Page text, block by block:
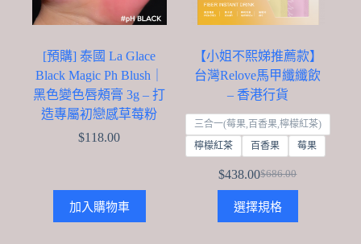
[預購] 泰國 La Glace
Black Magic Ph Blush｜
黑色變色唇頰膏 3g – 打
造專屬初戀感草莓粉
$118.00
加入購物車
【小姐不熙娣推薦款】
台灣Relove馬甲纖纖飲
– 香港行貨
三合一(莓果,百香果,檸檬紅茶)
檸檬紅茶
百香果 莓果
$686.00
Original
price
was:
$686.00.
$438.00Current
price
is:
$438.00.
選擇規格
product
has